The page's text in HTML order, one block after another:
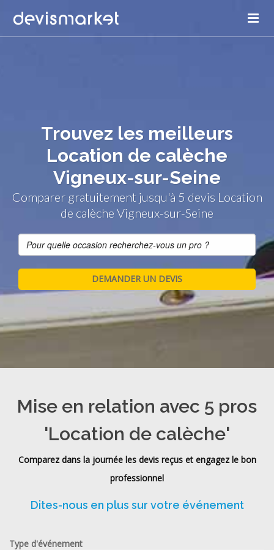
Trouvez les meilleurs
Location de calèche
Vigneux-sur-Seine
Comparer gratuitement jusqu'à 5 devis Location
de calèche Vigneux-sur-Seine
Mise en relation avec 5 pros
'Location de calèche'
Comparez dans la journée les devis reçus et engagez le bon
professionnel
Dites-nous en plus sur votre événement
Type d'événement